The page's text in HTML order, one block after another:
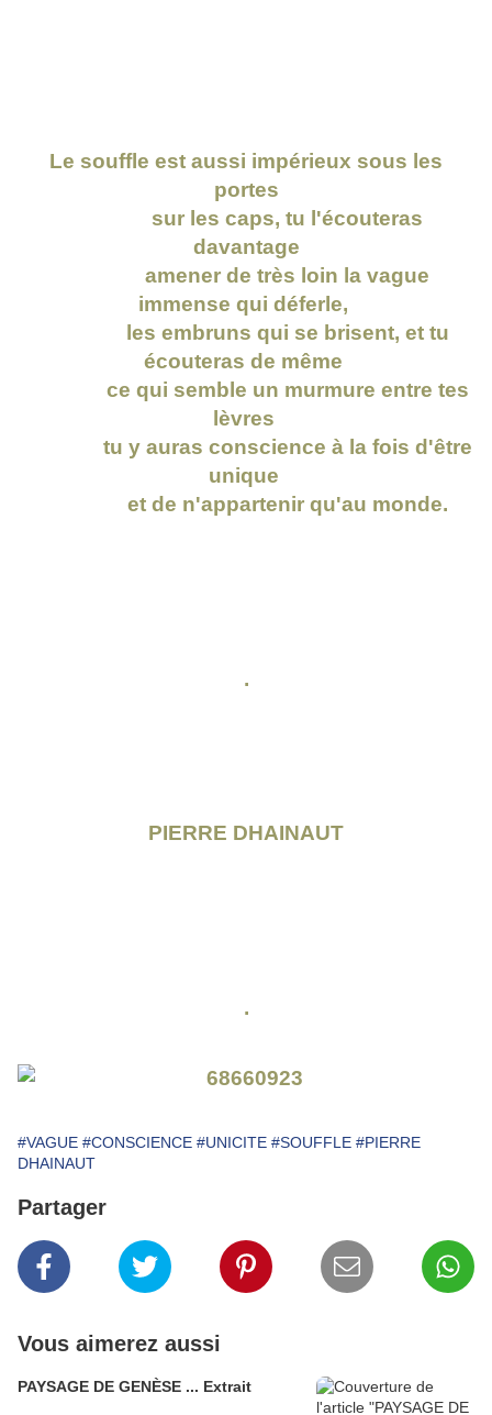
Le souffle est aussi impérieux sous les
portes
sur les caps, tu l'écouteras
davantage
amener de très loin la vague
immense qui déferle,
les embruns qui se brisent, et tu
écouteras de même
ce qui semble un murmure entre tes
lèvres
tu y auras conscience à la fois d'être
unique
et de n'appartenir qu'au monde.
.
PIERRE DHAINAUT
.
#VAGUE #CONSCIENCE #UNICITE #SOUFFLE #PIERRE
DHAINAUT
Partager
Vous aimerez aussi
PAYSAGE DE GENÈSE ... Extrait